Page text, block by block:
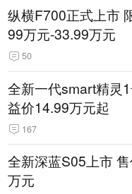
纵横F700正式上市
99万元-33.99万元
50
全新一代smart精灵
益价14.99万元起
167
全新深蓝S05上市
万元